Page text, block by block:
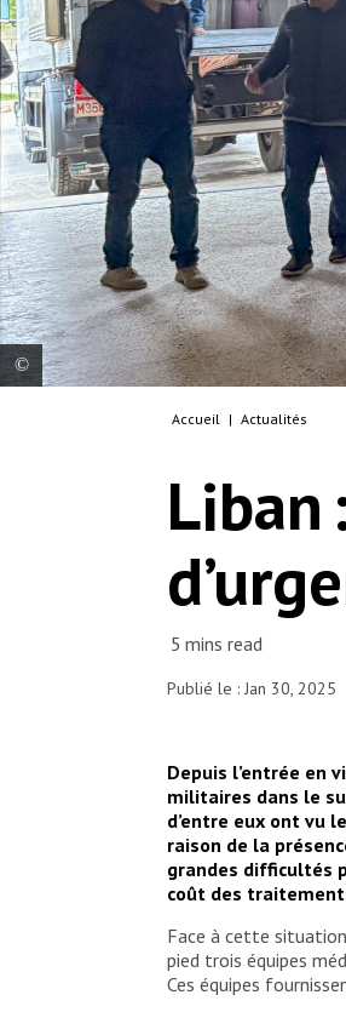
Nos équipes travaillent avec
tel que des dons de carburant et de 19
270 fournitures médicales, ainsi que
formations pour le personnel
puisse faire face aux situations
2025 © Maryam Srour/MSF
Accueil | Actualités
Liban
Publié le : Jan 30, 2025
Depuis l’entrée en
militaires dans le
d’entre eux ont vu
raison de la
grandes difficultés
coût des
Face à cette
pied trois équipes
Ces équipes